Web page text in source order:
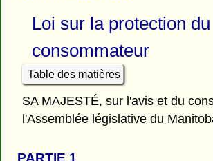
Loi sur la protection du
consommateur
Table des matières
SA MAJESTÉ, sur l'avis et du
l'Assemblée législative du
PARTIE 1